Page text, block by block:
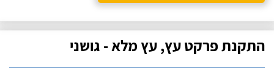
התקנת פרקט עץ, עץ מלא - גושני